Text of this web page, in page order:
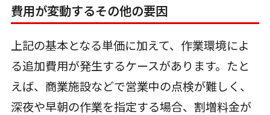
費用が変動するその他の要因
上記の基本となる単価に加えて、作業環境によ
る追加費用が発生するケースがあります。たと
えば、商業施設などで営業中の点検が難しく、
深夜や早朝の作業を指定する場合、割増料金が